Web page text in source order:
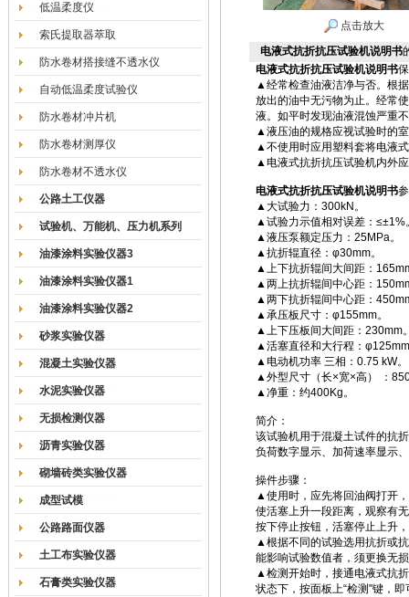
低温柔度仪
索氏提取器萃取
防水卷材搭接缝不透水仪
自动低温柔度试验仪
防水卷材冲片机
防水卷材测厚仪
防水卷材不透水仪
公路土工仪器
试验机、万能机、压力机系列
油漆涂料实验仪器3
油漆涂料实验仪器1
油漆涂料实验仪器2
砂浆实验仪器
混凝土实验仪器
水泥实验仪器
无损检测仪器
沥青实验仪器
砌墙砖类实验仪器
成型试模
公路路面仪器
土工布实验仪器
石膏类实验仪器
点击放大
电液式抗折抗压试验机说明书
电液式抗折抗压试验机说明书
▲经常检查油液洁净与否。根
放出的油中无污物为止。经常
液。如平时发现油液混蚀严重
▲液压油的规格应视试验时的
▲不使用时应用塑料套将电液
▲电液式抗折抗压试验机内外
电液式抗折抗压试验机说明书
▲大试验力：300kN。
▲试验力示值相对误差：≤±1%
▲液压泵额定压力：25MPa。
▲抗折辊直径：φ30mm。
▲上下抗折辊间大间距：
▲两上抗折辊间中心距：
▲两下抗折辊间中心距：
▲承压板尺寸：φ155mm。
▲上下压板间大间距：230mm
▲活塞直径和大行程：
▲电动机功率 三相：0.75 kW。
▲外型尺寸（长×宽×高） ：
▲净重：约400Kg。
简介：
该试验机用于混凝土试件的抗
负荷数字显示、加荷速率显示
操件步骤：
▲使用时，应先将回油阀打开
使活塞上升一段距离，观察有
按下停止按钮，活塞停止上升
▲根据不同的试验选用抗折或
能影响试验数值者，须更换无
▲检测开始时，接通电液式抗
状态下，按面板上“检测"键，